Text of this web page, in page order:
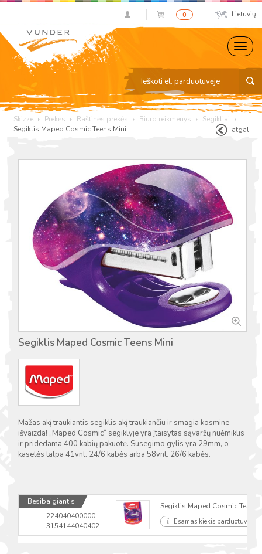
0 Lietuvių
Skizze Prekės Raštinės prekės Biuro reikmenys
Segikliai
Segiklis Maped Cosmic Teens Mini
atgal
Segiklis Maped Cosmic Teens Mini
Mažas akį traukiantis segiklis akį traukiančiu ir smagia kosmine
išvaizda! „Maped Cosmic“ segiklyje yra įtaisytas sąvaržų nuėmiklis
ir pridedama 400 kabių pakuotė. Susegimo gylis yra 29mm, o
kasetės talpa 41vnt. 24/6 kabės arba 58vnt. 26/6 kabės.
Besibaigiantis
224040400000
3154144040402
Segiklis Maped Cosmic
Esamas kiekis parduotuvėse